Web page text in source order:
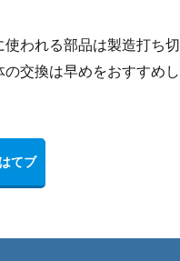
われる部品は製造打ち
交換は早めをおすすめし